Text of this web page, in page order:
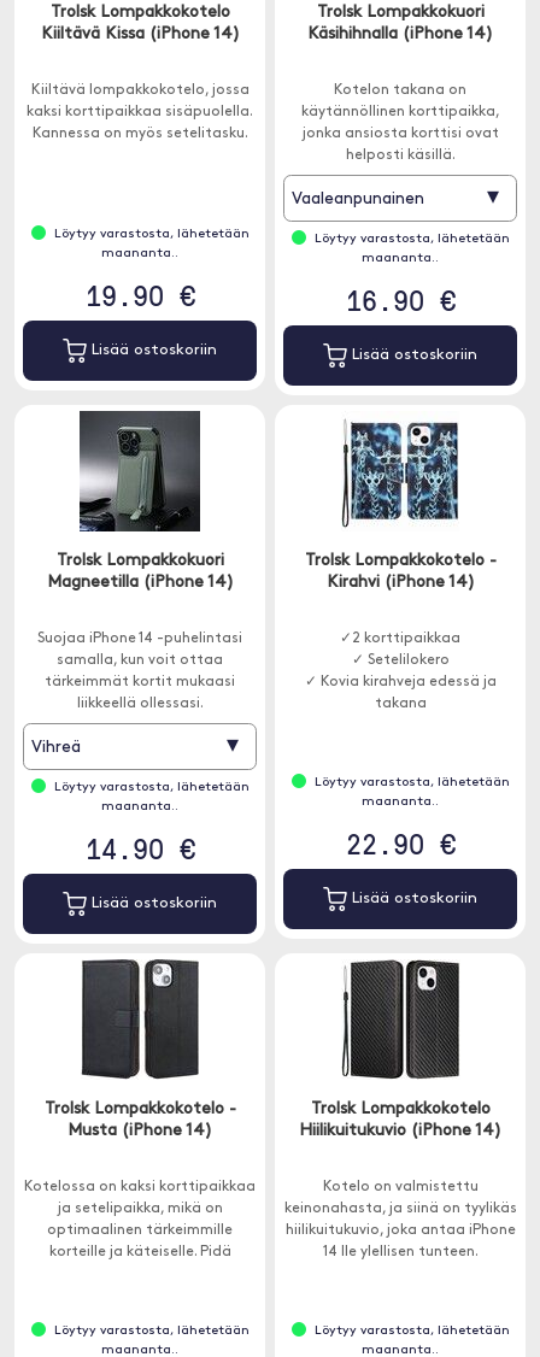
Trolsk Lompakkokotelo
Kiiltävä Kissa (iPhone 14)
Kiiltävä lompakkokotelo, jossa
kaksi korttipaikkaa sisäpuolella.
Kannessa on myös setelitasku.
Löytyy varastosta, lähetetään
maananta..
19.90 €
Lisää ostoskoriin
Trolsk Lompakkokuori
Käsihihnalla (iPhone 14)
Kotelon takana on
käytännöllinen korttipaikka,
jonka ansiosta korttisi ovat
helposti käsillä.
Vaaleanpunainen ▾
Löytyy varastosta, lähetetään
maananta..
16.90 €
Lisää ostoskoriin
Trolsk Lompakkokuori
Magneetilla (iPhone 14)
Suojaa iPhone 14 -puhelintasi
samalla, kun voit ottaa
tärkeimmät kortit mukaasi
liikkeellä ollessasi.
Vihreä ▾
Löytyy varastosta, lähetetään
maananta..
14.90 €
Lisää ostoskoriin
Trolsk Lompakkokotelo -
Kirahvi (iPhone 14)
✓2 korttipaikkaa
✓ Setelilokero
✓ Kovia kirahveja edessä ja
takana
Löytyy varastosta, lähetetään
maananta..
22.90 €
Lisää ostoskoriin
Trolsk Lompakkokotelo -
Musta (iPhone 14)
Kotelossa on kaksi korttipaikkaa
ja setelipaikka, mikä on
optimaalinen tärkeimmille
korteille ja käteiselle. Pidä
Löytyy varastosta, lähetetään
maananta..
Trolsk Lompakkokotelo
Hiilikuitukuvio (iPhone 14)
Kotelo on valmistettu
keinonahasta, ja siinä on tyylikäs
hiilikuitukuvio, joka antaa iPhone
14 lle ylellisen tunteen.
Löytyy varastosta, lähetetään
maananta..